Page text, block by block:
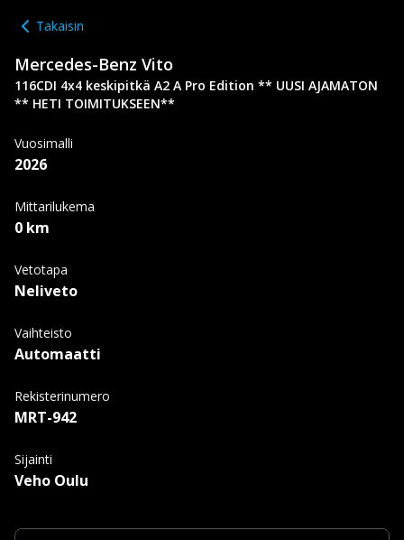
Takaisin
Mercedes-Benz Vito
116CDI 4x4 keskipitkä A2 A Pro Edition ** UUSI AJAMATON
** HETI TOIMITUKSEEN**
Vuosimalli
2026
Mittarilukema
0 km
Vetotapa
Neliveto
Vaihteisto
Automaatti
Rekisterinumero
MRT-942
Sijainti
Veho Oulu